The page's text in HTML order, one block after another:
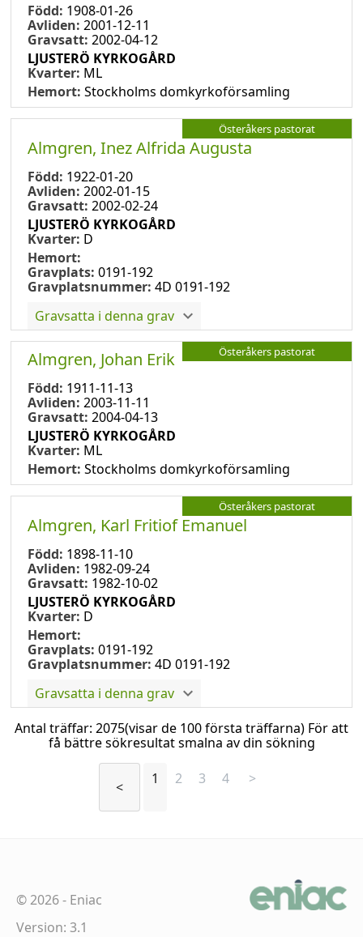
Född: 1908-01-26
Avliden: 2001-12-11
Gravsatt: 2002-04-12
LJUSTERÖ KYRKOGÅRD
Kvarter: ML
Hemort: Stockholms domkyrkoförsamling
Österåkers pastorat
Almgren, Inez Alfrida Augusta
Född: 1922-01-20
Avliden: 2002-01-15
Gravsatt: 2002-02-24
LJUSTERÖ KYRKOGÅRD
Kvarter: D
Hemort:
Gravplats: 0191-192
Gravplatsnummer: 4D 0191-192
Gravsatta i denna grav
Österåkers pastorat
Almgren, Johan Erik
Född: 1911-11-13
Avliden: 2003-11-11
Gravsatt: 2004-04-13
LJUSTERÖ KYRKOGÅRD
Kvarter: ML
Hemort: Stockholms domkyrkoförsamling
Österåkers pastorat
Almgren, Karl Fritiof Emanuel
Född: 1898-11-10
Avliden: 1982-09-24
Gravsatt: 1982-10-02
LJUSTERÖ KYRKOGÅRD
Kvarter: D
Hemort:
Gravplats: 0191-192
Gravplatsnummer: 4D 0191-192
Gravsatta i denna grav
Antal träffar: 2075(visar de 100 första träffarna) För att
få bättre sökresultat smalna av din sökning
< 1 2 3 4 >
©2026- Eniac
Version: 3.1